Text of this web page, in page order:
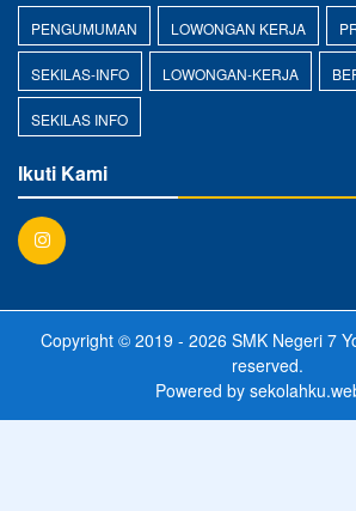
PENGUMUMAN LOWONGAN KERJA
SEKILAS-INFO LOWONGAN-KERJA
SEKILAS INFO
Ikuti Kami
Copyright © 2019 - 2026 SMK Negeri 7
reserved.
Powered by